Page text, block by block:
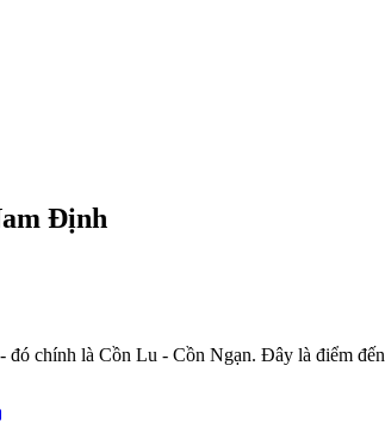
Định
chính là Cồn Lu - Cồn Ngạn. Đây là điểm